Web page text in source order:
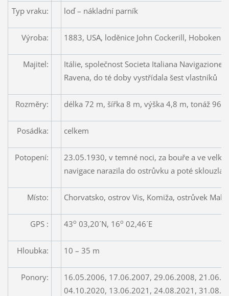
Typ vraku: loď – nákladní parník
Výroba: 1883, USA, loděnice John Cockerill, Hoboken
Majitel:
Itálie, společnost Societa Italiana Navigazione
Ravena, do té doby vystřídala šest vlastníků
Rozměry: délka 72 m, šířka 8 m, výška 4,8 m, tonáž 963
Posádka: celkem
Potopení:
23.05.1930, v temné noci, za bouře a ve
navigace narazila do ostrůvku a poté sklouzla
Místo: Chorvatsko, ostrov Vis, Komiža, ostrůvek Mali
GPS : 43o 03,20´N, 16o 02,46´E
Hloubka: 10 – 35 m
Ponory:
16.05.2006, 17.06.2007, 29.06.2008,
04.10.2020, 13.06.2021, 24.08.2021,